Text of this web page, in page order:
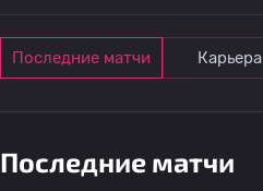
Последние матчи Карьера
Последние матчи